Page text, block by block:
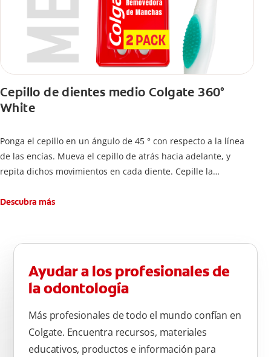
Cepillo de dientes medio Colgate 360°
White
Ponga el cepillo en un ángulo de 45 ° con respecto a la línea
de las encías. Mueva el cepillo de atrás hacia adelante, y
repita dichos movimientos en cada diente. Cepille la
atrás hacia adelante. Cepille la superficie masticatoria (parte
atrás, arriba y abajo, en la parte superior e inferior. No se
olvide de cepillar la lengua para quitar el mal olor causado
por las bacterias.
Descubra más
Ayudar a los profesionales de
la odontología
Más profesionales de todo el mundo confían en
Colgate. Encuentra recursos, materiales
educativos, productos e información para